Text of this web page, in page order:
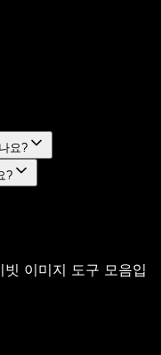
요?
?
이미지 도구 모음입